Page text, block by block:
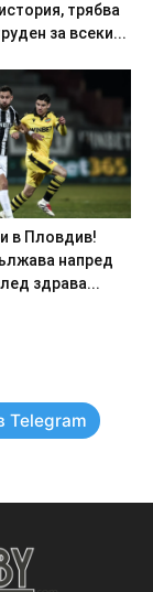
трябва
за всеки...
в Пловдив!
напред
здрава...
Telegram